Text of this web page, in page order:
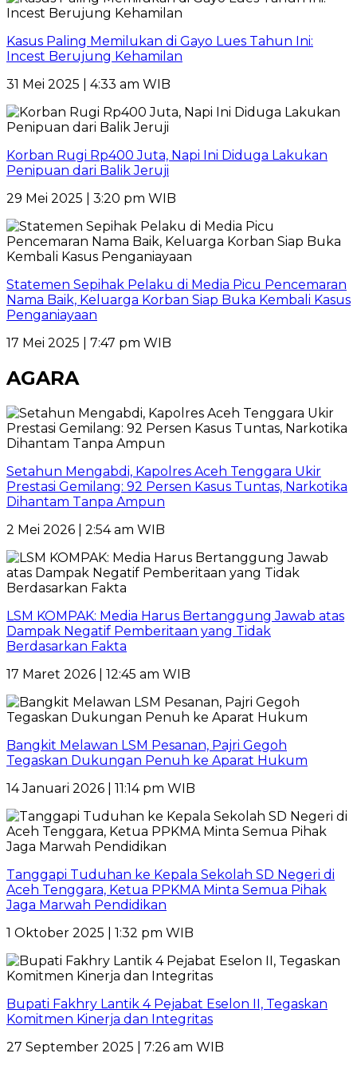
Kasus Paling Memilukan di Gayo Lues Tahun Ini:
Incest Berujung Kehamilan
31 Mei 2025 | 4:33 am WIB
Korban Rugi Rp400 Juta, Napi Ini Diduga Lakukan
Penipuan dari Balik Jeruji
29 Mei 2025 | 3:20 pm WIB
Statemen Sepihak Pelaku di Media Picu Pencemaran
Nama Baik, Keluarga Korban Siap Buka Kembali Kasus
Penganiayaan
17 Mei 2025 | 7:47 pm WIB
AGARA
Setahun Mengabdi, Kapolres Aceh Tenggara Ukir
Prestasi Gemilang: 92 Persen Kasus Tuntas, Narkotika
Dihantam Tanpa Ampun
2 Mei 2026 | 2:54 am WIB
LSM KOMPAK: Media Harus Bertanggung Jawab atas
Dampak Negatif Pemberitaan yang Tidak
Berdasarkan Fakta
17 Maret 2026 | 12:45 am WIB
Bangkit Melawan LSM Pesanan, Pajri Gegoh
Tegaskan Dukungan Penuh ke Aparat Hukum
14 Januari 2026 | 11:14 pm WIB
Tanggapi Tuduhan ke Kepala Sekolah SD Negeri di
Aceh Tenggara, Ketua PPKMA Minta Semua Pihak
Jaga Marwah Pendidikan
1 Oktober 2025 | 1:32 pm WIB
Bupati Fakhry Lantik 4 Pejabat Eselon II, Tegaskan
Komitmen Kinerja dan Integritas
27 September 2025 | 7:26 am WIB